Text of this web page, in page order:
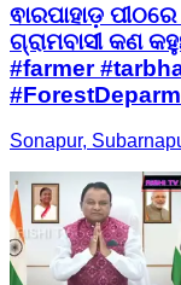
ଵାରପାହାଡ଼
ଗ୍ରାମବାସୀ କଣ
#farmer
Sonapur,